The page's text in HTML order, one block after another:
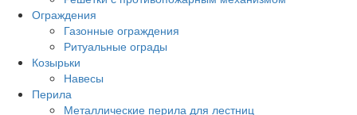
Ограждения
Газонные ограждения
Ритуальные ограды
Козырьки
Навесы
Перила
Металлические перила для лестниц